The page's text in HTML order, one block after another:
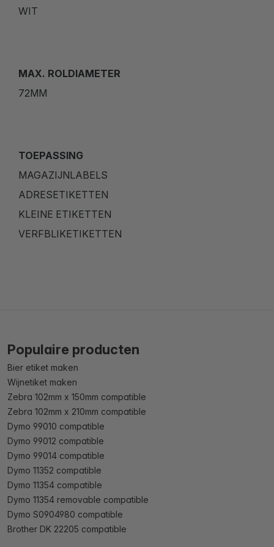
WIT
MAX. ROLDIAMETER
72MM
TOEPASSING
MAGAZIJNLABELS
ADRESETIKETTEN
KLEINE ETIKETTEN
VERFBLIKETIKETTEN
Populaire producten
Bier etiket maken
Wijnetiket maken
Zebra 102mm x 150mm compatible
Zebra 102mm x 210mm compatible
Dymo 99010 compatible
Dymo 99012 compatible
Dymo 99014 compatible
Dymo 11352 compatible
Dymo 11354 compatible
Dymo 11354 removable compatible
Dymo S0904980 compatible
Brother DK 22205 compatible